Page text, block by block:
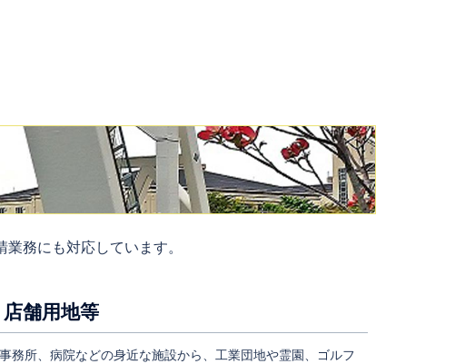
務にも対応しています。
舗用地等
務所、病院などの身近な施設から、工業団地や霊園、ゴルフ